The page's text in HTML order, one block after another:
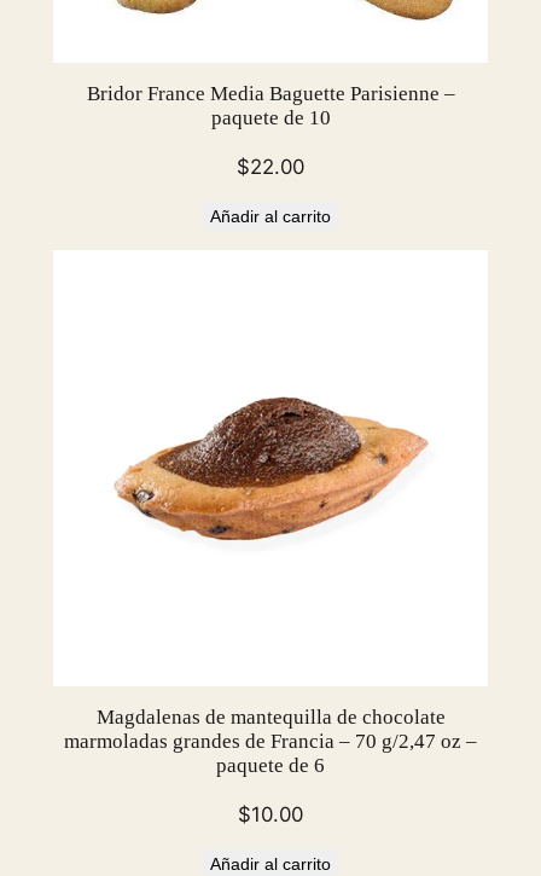
Bridor France Media Baguette Parisienne –
paquete de 10
$22.00
Añadir al carrito
Magdalenas de mantequilla de chocolate
marmoladas grandes de Francia – 70 g/2,47 oz –
paquete de 6
$10.00
Añadir al carrito